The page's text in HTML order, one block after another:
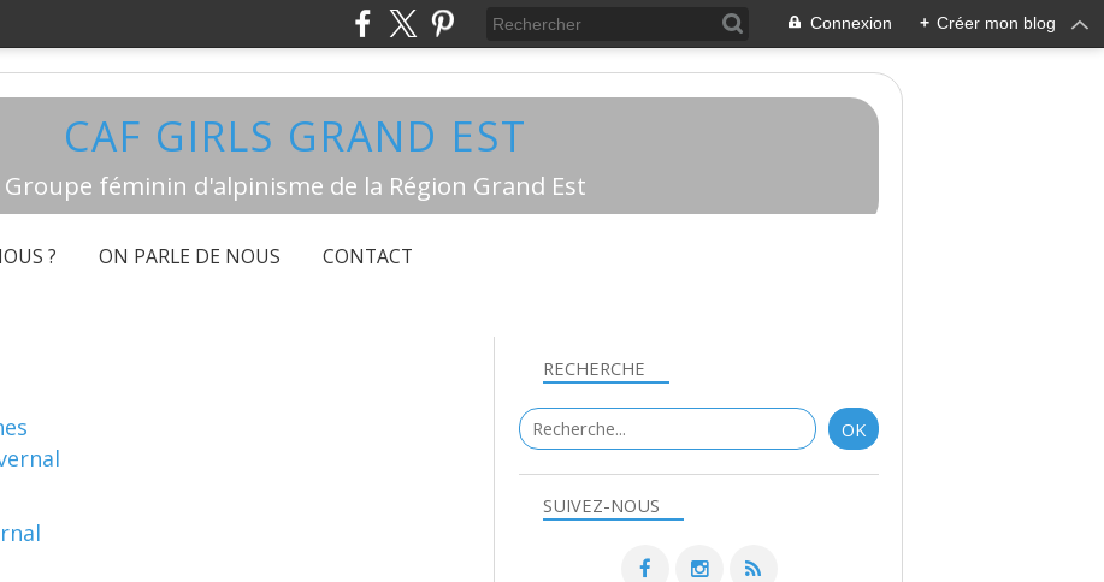
Connexion + Créer mon blog
CAF GIRLS GRAND EST
Groupe féminin d'alpinisme de la Région Grand Est
? ON PARLE DE NOUS CONTACT
SUIVEZ-NOUS
RECHERCHE